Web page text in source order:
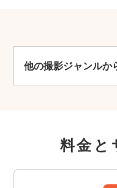
他の撮影ジャンルか
料金と